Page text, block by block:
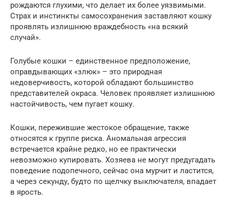
рождаются глухими, что делает их более уязвимыми.
Страх и инстинкты самосохранения заставляют кошку
проявлять излишнюю враждебность «на всякий
случай».
Голубые кошки – единственное предположение,
оправдывающих «злюк» – это природная
недоверчивость, которой обладают большинство
представителей окраса. Человек проявляет излишнюю
настойчивость, чем пугает кошку.
Кошки, пережившие жестокое обращение, также
относятся к группе риска. Аномальная агрессия
встречается крайне редко, но ее практически
невозможно купировать. Хозяева не могут предугадать
поведение подопечного, сейчас она мурчит и ластится,
а через секунду, будто по щелчку выключателя, впадает
в ярость.